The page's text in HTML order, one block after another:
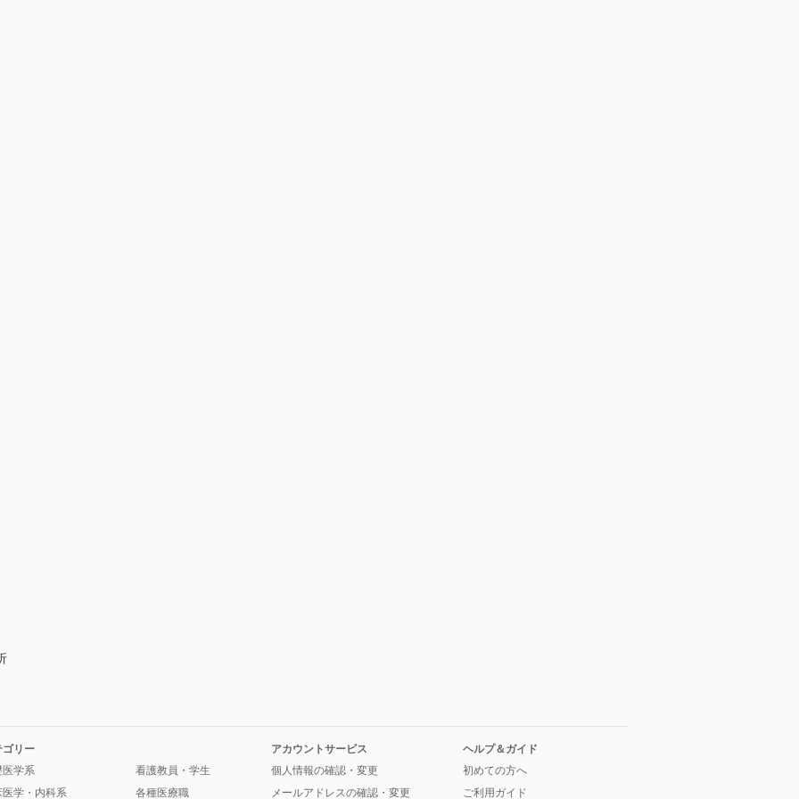
ゴリー
医学系
医学・内科系
看護教員・学生
各種医療職
アカウントサービス
個人情報の確認・変更
メールアドレスの確認・変更
ヘルプ＆ガイド
初めての方へ
ご利用ガイド